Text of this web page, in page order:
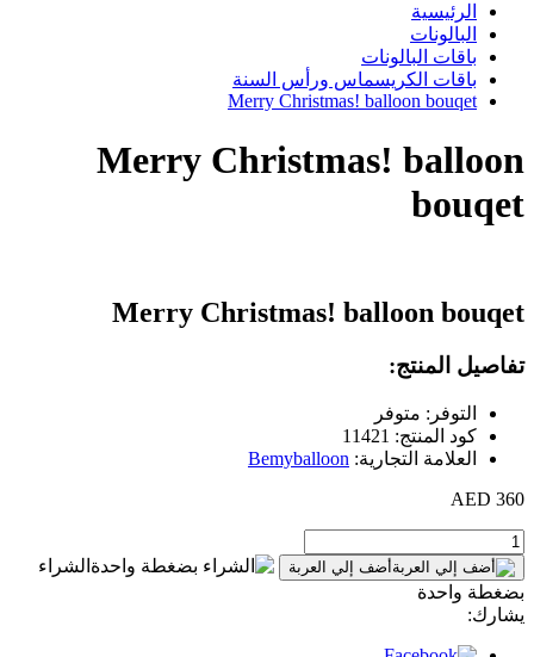
الرئيسية
البالونات
باقات البالونات
باقات الكريسماس ورأس السنة
Merry Christmas! balloon bouqet
Merry Christmas! balloon
bouqet
Merry Christmas! balloon bouqet
تفاصيل المنتج:
التوفر: متوفر
كود المنتج: 11421
العلامة التجارية: Bemyballoon
360 AED
أضف إلي العربة
الشراء
بضغطة واحدة
يشارك: